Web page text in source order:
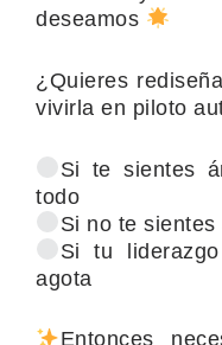
deseamos
¿Quieres
vivirla en piloto
Si te sientes
todo
Si no te
Si tu
agota
Entonces